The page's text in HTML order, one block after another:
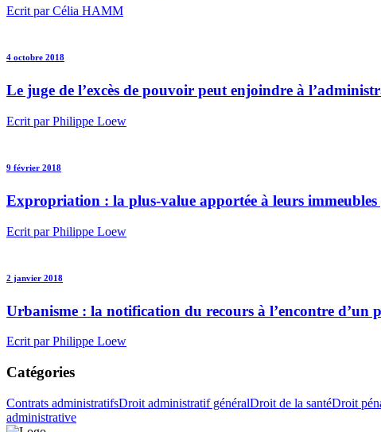
Ecrit par Célia HAMM
4 octobre 2018
Le juge de l’excès de pouvoir peut enjoindre à
Ecrit par Philippe Loew
9 février 2018
Expropriation : la plus-value apportée à leurs
Ecrit par Philippe Loew
2 janvier 2018
Urbanisme : la notification du recours à l’encontre d’un
Ecrit par Philippe Loew
Catégories
Contrats administratifsDroit administratif généralDroit de la santéDroit
administrative